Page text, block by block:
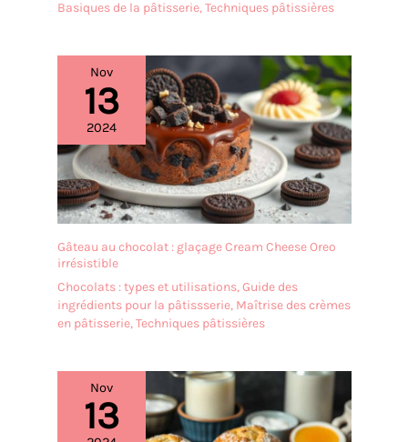
Basiques de la pâtisserie,Techniques pâtissières
Nov
13
2024
Gâteau au chocolat : glaçage Cream Cheese Oreo
irrésistible
Chocolats : types et utilisations,Guide des
ingrédients pour la pâtissserie, Maîtrise des crèmes
en pâtisserie,Techniques pâtissières
Nov
13